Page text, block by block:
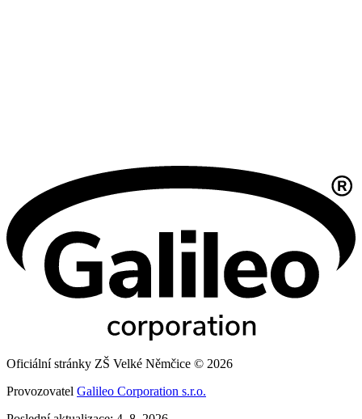
Oficiální stránky ZŠ Velké Němčice © 2026
Provozovatel Galileo Corporation s.r.o.